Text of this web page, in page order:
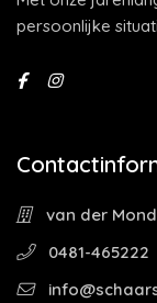
persoonlijke
van der
0481-465222